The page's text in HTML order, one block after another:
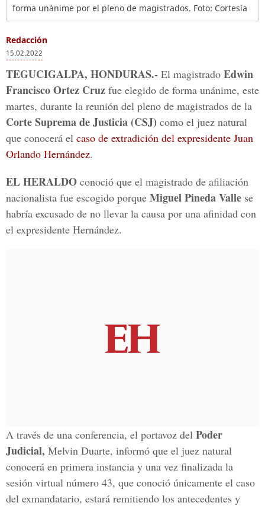
forma unánime por el pleno de magistrados. Foto: Cortesía
Redacción
15.02.2022
TEGUCIGALPA, HONDURAS.- El magistrado Edwin
Francisco Ortez Cruz fue elegido de forma unánime, este
martes, durante la reunión del pleno de magistrados de la
Corte Suprema de Justicia (CSJ) como el juez natural
que conocerá el caso de extradición del expresidente Juan
Orlando Hernández.
EL HERALDO conoció que el magistrado de afiliación
nacionalista fue escogido porque Miguel Pineda Valle se
habría excusado de no llevar la causa por una afinidad con
el expresidente Hernández.
A través de una conferencia, el portavoz del Poder
Judicial, Melvin Duarte, informó que el juez natural
conocerá en primera instancia y una vez finalizada la
sesión virtual número 43, que conoció únicamente el caso
del exmandatario, estará remitiendo los antecedentes y